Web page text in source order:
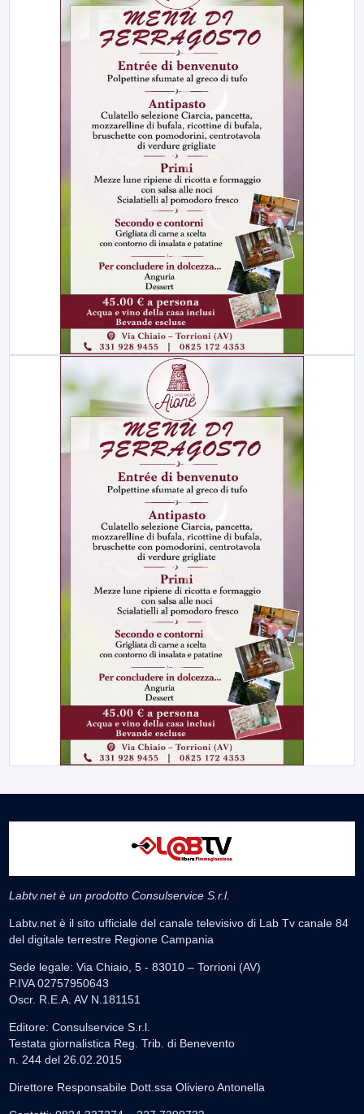
Labtv.net è un prodotto Consulservice S.r.l.
Labtv.net è il sito ufficiale del canale televisivo di Lab Tv canale 84
del digitale terrestre Regione Campania
Sede legale: Via Chiaio, 5 - 83010 – Torrioni (AV)
P.IVA 02757950643
Oscr. R.E.A. AV N.181151
Editore: Consulservice S.r.l.
Testata giornalistica Reg. Trib. di Benevento
n. 244 del 26.02.2015
Direttore Responsabile Dott.ssa Oliviero Antonella